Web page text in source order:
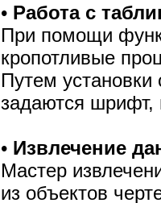
• Работа с
При помощи
кропотливые
Путем установки
задаются шрифт,
• Извлечение
Мастер
из объектов